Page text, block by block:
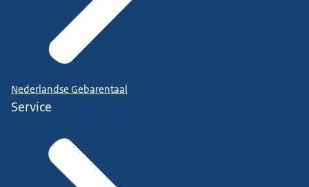
Nederlandse Gebarentaal
Service